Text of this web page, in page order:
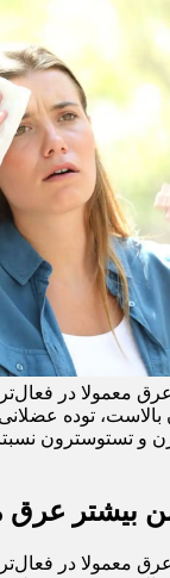
معمولا در
بالاست، توده
و تستوسترون
بیشتر عرق
معمولا در